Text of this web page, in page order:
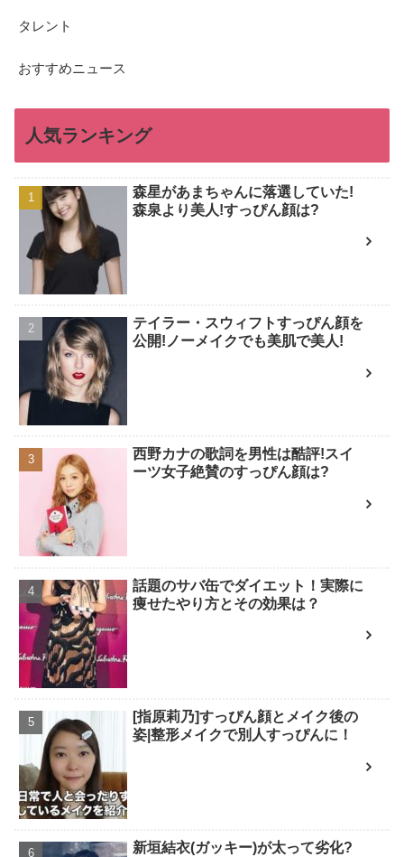
タレント
おすすめニュース
人気ランキング
森星があまちゃんに落選していた!
森泉より美人!すっぴん顔は?
テイラー・スウィフトすっぴん顔を
公開!ノーメイクでも美肌で美人!
西野カナの歌詞を男性は酷評!スイ
ーツ女子絶賛のすっぴん顔は?
話題のサバ缶でダイエット！実際に
痩せたやり方とその効果は？
[指原莉乃]すっぴん顔とメイク後の
姿|整形メイクで別人すっぴんに！
新垣結衣(ガッキー)が太って劣化?